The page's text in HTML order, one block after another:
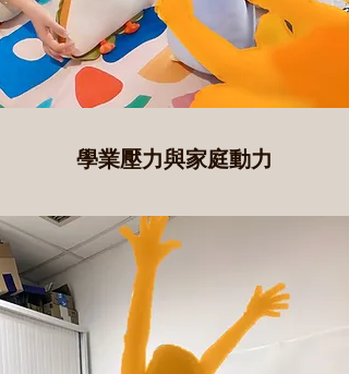
學業壓力與家庭動力